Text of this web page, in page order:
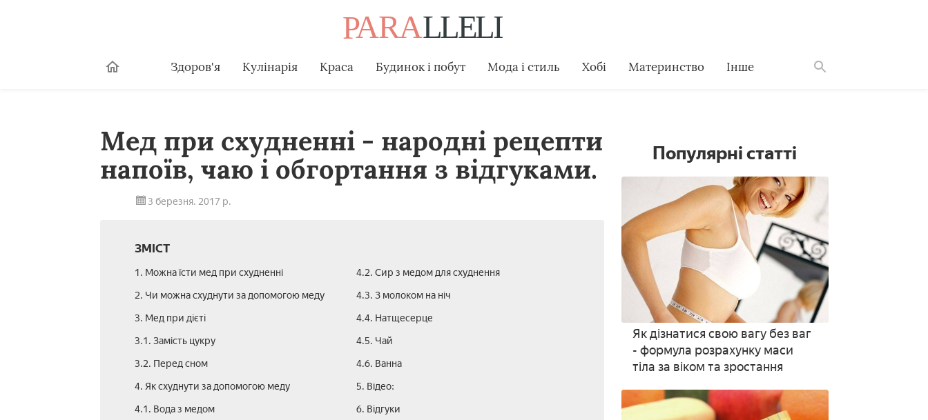
Здоров'я Кулінарія Краса Будинок і побут Мода і стиль Хобі Материнство Інше
Мед при схудненні - народні рецепти
напоїв, чаю і обгортання з відгуками.
3 березня. 2017 р.
ЗМІСТ
1. Можна їсти мед при схудненні
2. Чи можна схуднути за допомогою меду
3. Мед при дієті
3.1. Замість цукру
3.2. Перед сном
4. Як схуднути за допомогою меду
4.1. Вода з медом
4.2. Сир з медом для схуднення
4.3. З молоком на ніч
4.4. Натщесерце
4.5. Чай
4.6. Ванна
5. Відео:
6. Відгуки
Популярні статті
Як дізнатися свою вагу без ваг
- формула розрахунку маси
тіла за віком та зростання